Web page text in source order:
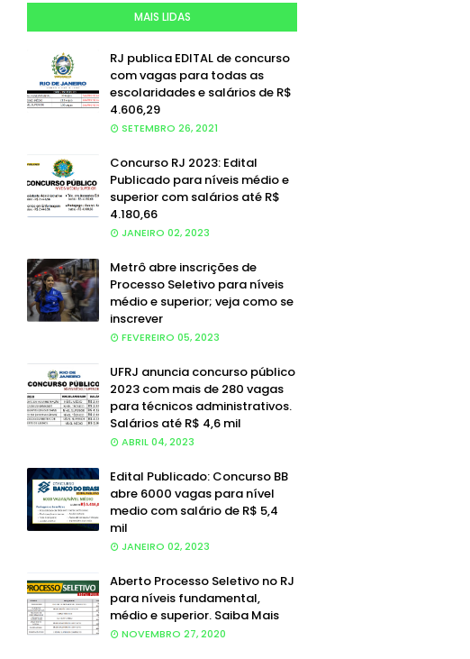
MAIS LIDAS
RJ publica EDITAL de concurso
com vagas para todas as
escolaridades e salários de R$
4.606,29
SETEMBRO 26, 2021
Concurso RJ 2023: Edital
Publicado para níveis médio e
superior com salários até R$
4.180,66
JANEIRO 02, 2023
Metrô abre inscrições de
Processo Seletivo para níveis
médio e superior; veja como se
inscrever
FEVEREIRO 05, 2023
UFRJ anuncia concurso público
2023 com mais de 280 vagas
para técnicos administrativos.
Salários até R$ 4,6 mil
ABRIL 04, 2023
Edital Publicado: Concurso BB
abre 6000 vagas para nível
medio com salário de R$ 5,4
mil
JANEIRO 02, 2023
Aberto Processo Seletivo no RJ
para níveis fundamental,
médio e superior. Saiba Mais
NOVEMBRO 27, 2020